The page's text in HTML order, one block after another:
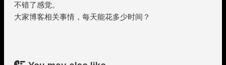
不错了感觉。
大家博客相关事情，每天能花多少时间？